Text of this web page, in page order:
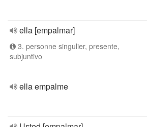
ella [empalmar]
3. personne singulier, presente,
subjuntivo
ella empalme